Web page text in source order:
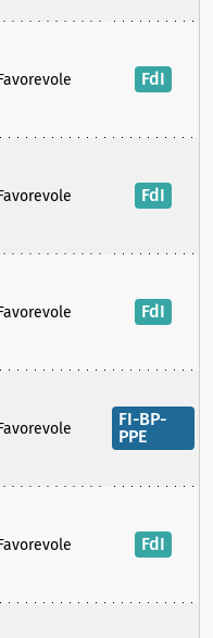
FdI
FdI
FdI
FI-BP-
PPE
FdI